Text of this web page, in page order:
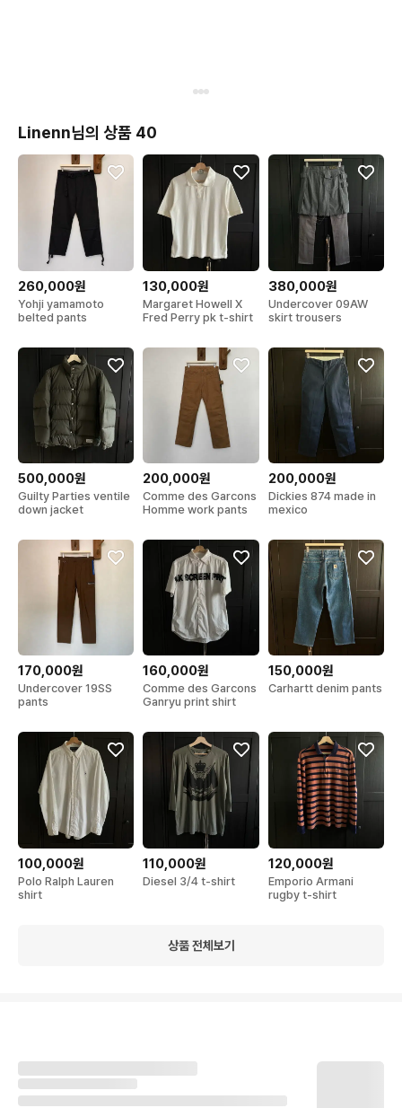
Linenn님의 상품 40
260,000원
Yohji yamamoto
belted pants
130,000원
Margaret Howell X
Fred Perry pk t-shirt
380,000원
Undercover 09AW
skirt trousers
500,000원
Guilty Parties ventile
down jacket
200,000원
Comme des Garcons
Homme work pants
200,000원
Dickies 874 made in
mexico
170,000원
Undercover 19SS
pants
160,000원
Comme des Garcons
Ganryu print shirt
150,000원
Carhartt denim pants
100,000원
Polo Ralph Lauren
shirt
110,000원
Diesel 3/4 t-shirt
120,000원
Emporio Armani
rugby t-shirt
상품 전체보기